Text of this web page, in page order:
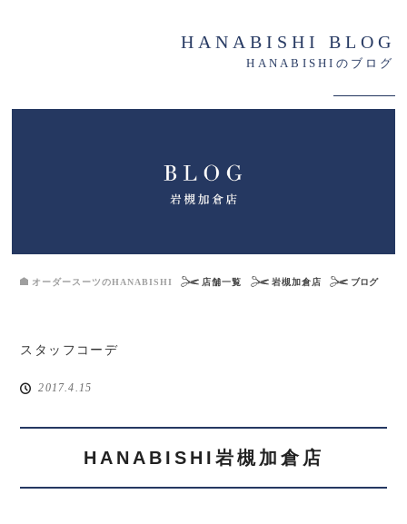
HANABISHI BLOG
HANABISHIのブログ
オーダースーツのHANABISHI 店舗一覧 岩槻加倉店 ブログ
スタッフコーデ
2017.4.15
HANABISHI岩槻加倉店